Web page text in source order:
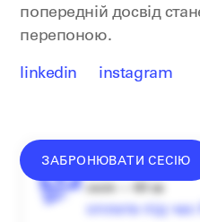
попередній досвід
перепоною.
linkedin instagram
ЗАБРОНЮВАТИ СЕСІЮ
оплата під